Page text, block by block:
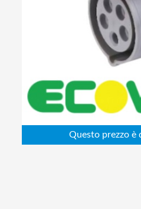
Abbigliamento da lavoro
Elettricità
Cablaggio
Elettronica
Edilizia